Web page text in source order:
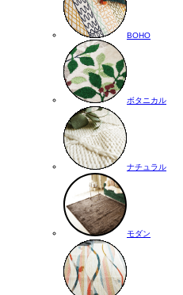
BOHO
ボタニカル
ナチュラル
モダン